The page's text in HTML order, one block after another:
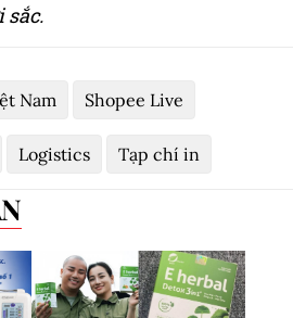
Nam Shopee Live
Logistics Tạp chí in